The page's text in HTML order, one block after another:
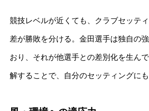
競技レベルが近くても、クラブセッテ
差が勝敗を分ける。金田選手は独自の
おり、それが他選手との差別化を生ん
解することで、自分のセッティングにも